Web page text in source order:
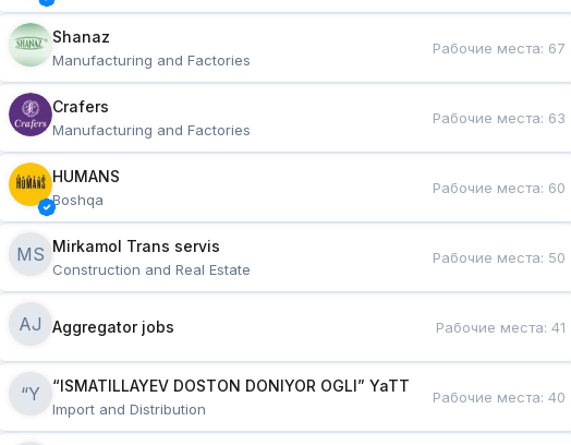
Shanaz
Manufacturing and Factories
Рабочие места: 67
Crafers
Manufacturing and Factories
Рабочие места: 63
HUMANS
Boshqa
Рабочие места: 60
MS
Construction and Real Estate
Рабочие места: 50
AJ Aggregator jobs Рабочие места:41
“Y “ISMATILLAYEV DOSTON DONIYOR OGLI” YaTT
Import and Distribution
Рабочие места:40